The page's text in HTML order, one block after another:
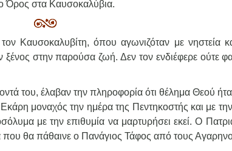
Όρος στα Καυσοκαλύβια.
Καυσοκαλυβίτη, όπου αγωνιζόταν με νηστεία
στην παρούσα ζωή. Δεν τον ενδιέφερε ούτε
του, έλαβαν την πληροφορία ότι θέλημα Θεού
μοναχός την ημέρα της Πεντηκοστής και με
με την επιθυμία να μαρτυρήσει εκεί. Ο
που θα πάθαινε ο Πανάγιος Τάφος από τους